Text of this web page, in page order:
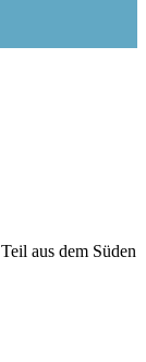
aus dem Süden